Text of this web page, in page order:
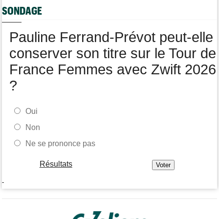
Tour de France Femmes
SONDAGE
Pauline Ferrand-Prévot peut-elle
conserver son titre sur le Tour de
France Femmes avec Zwift 2026
?
Oui
Non
Ne se prononce pas
Résultats
-